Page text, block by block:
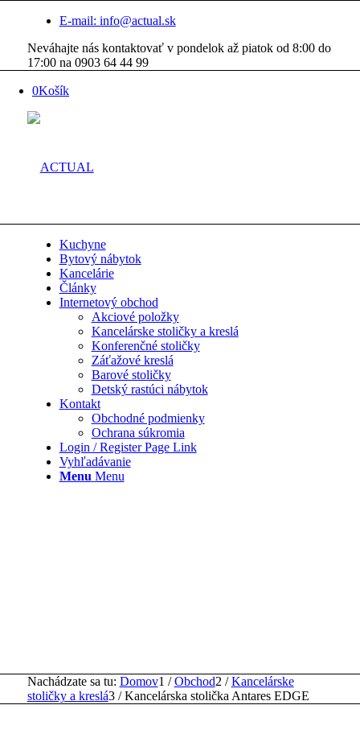
E-mail: info@actual.sk
Neváhajte nás kontaktovať v pondelok až piatok od 8:00 do
17:00 na 0903 64 44 99
0Košík
Kuchyne
Bytový nábytok
Kancelárie
Články
Internetový obchod
Akciové položky
Kancelárske stoličky a kreslá
Konferenčné stoličky
Záťažové kreslá
Barové stoličky
Detský rastúci nábytok
Kontakt
Obchodné podmienky
Ochrana súkromia
Login / Register Page Link
Vyhľadávanie
Menu Menu
Nachádzate sa tu: Domov1 / Obchod2 / Kancelárske
stoličky a kreslá3 / Kancelárska stolička Antares EDGE